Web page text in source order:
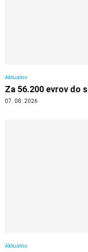
Aktualno
Za 56.200 evrov do
07. 08. 2026
Aktualno